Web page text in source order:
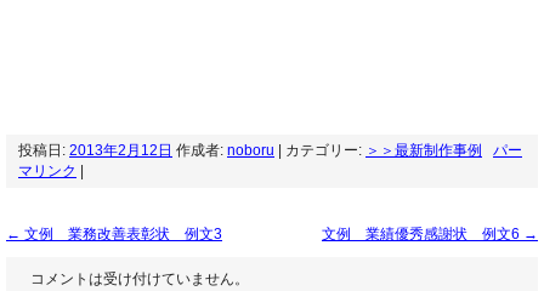
投稿日: 2013年2月12日 作成者: noboru | カテゴリー: ＞＞最新制作事例
パー
マリンク
← 文例 業務改善表彰状 例文3 文例 業績優秀感謝状 例文6 →
コメントは受け付けていません。